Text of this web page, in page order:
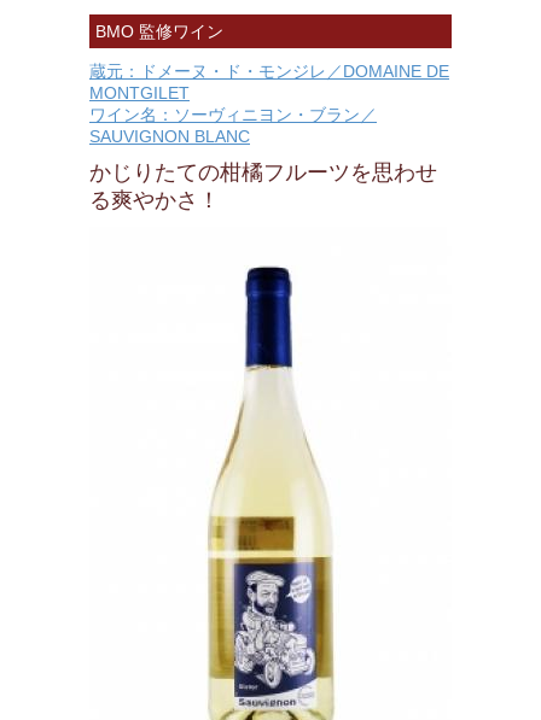
BMO 監修ワイン
蔵元：ドメーヌ・ド・モンジレ／DOMAINE DE
MONTGILET
ワイン名：ソーヴィニヨン・ブラン／
SAUVIGNON BLANC
かじりたての柑橘フルーツを思わせ
る爽やかさ！